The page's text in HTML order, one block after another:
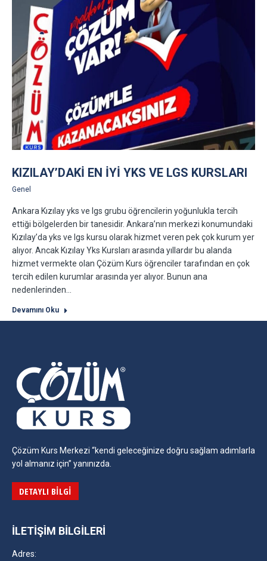
KIZILAY’DAKI EN IYI YKS VE LGS KURSLARI
Genel
Ankara Kızılay yks ve lgs grubu öğrencilerin yoğunlukla tercih
ettiği bölgelerden bir tanesidir. Ankara’nın merkezi konumundaki
Kızılay’da yks ve lgs kursu olarak hizmet veren pek çok kurum yer
alıyor. Ancak Kızılay Yks Kursları arasında yıllardır bu alanda
hizmet vermekte olan Çözüm Kurs öğrenciler tarafından en çok
tercih edilen kurumlar arasında yer alıyor. Bunun ana
nedenlerinden…
Devamını Oku
Çözüm Kurs Merkezi “kendi geleceğinize doğru sağlam adımlarla
yol almanız için” yanınızda.
DETAYLI BILGI
İLETIŞIM BILGILERI
Adres: